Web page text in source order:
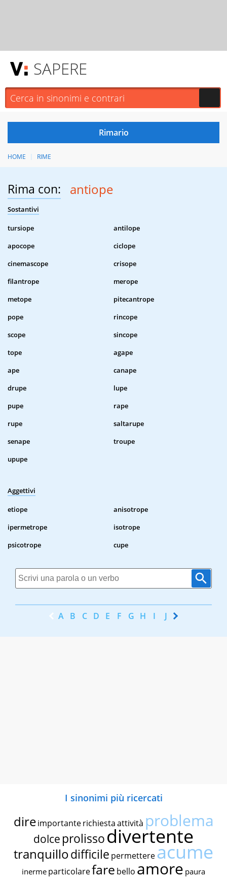
SAPERE
HOME RIME
Rima con: antiope
Sostantivi
tursiope
antilope
apocope
ciclope
cinemascope
crisope
filantrope
merope
metope
pitecantrope
pope
rincope
scope
sincope
tope
agape
ape
canape
drupe
lupe
pupe
rape
rupe
saltarupe
senape
troupe
upupe
Aggettivi
etiope
anisotrope
ipermetrope
isotrope
psicotrope
cupe
A B C D E F G H I J K
I sinonimi più ricercati
dire importante richiestaattività problema
dolce prolissodivertente
tranquillodifficile permettereacume
inerme particolarefare bello amore paura